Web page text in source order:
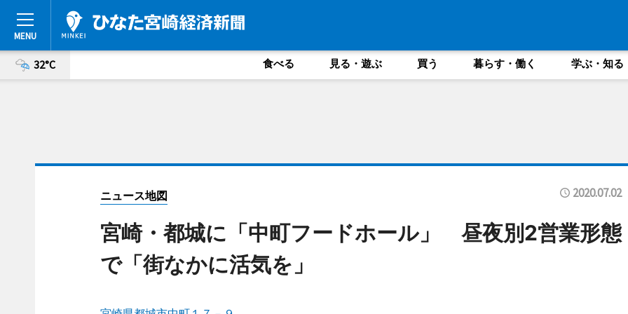
32°C 食べる 見る・遊ぶ 買う 暮らす・働く 学ぶ・知る
ニュース地図 2020.07.02
宮崎・都城に「中町フードホール」 昼夜別2営業形態
で「街なかに活気を」